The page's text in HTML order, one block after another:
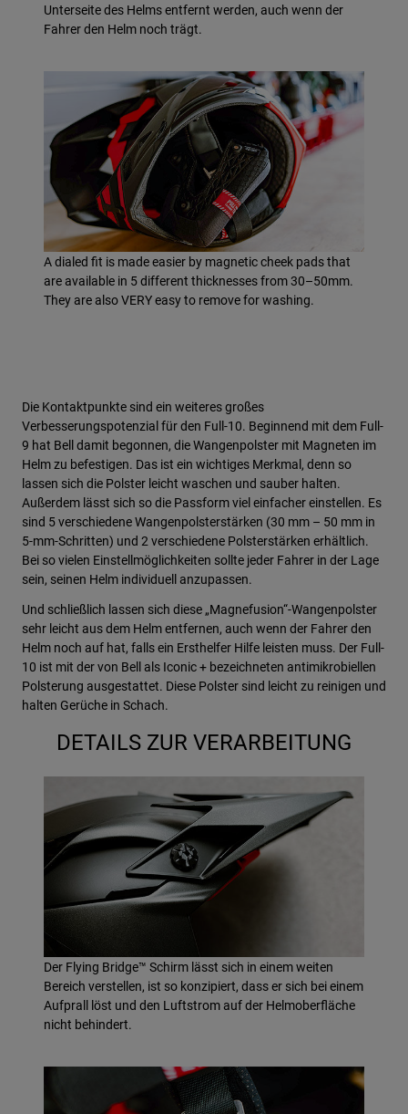
Unterseite des Helms entfernt werden, auch wenn der
Fahrer den Helm noch trägt.
A dialed fit is made easier by magnetic cheek pads that
are available in 5 different thicknesses from 30–50mm.
They are also VERY easy to remove for washing.
Die Kontaktpunkte sind ein weiteres großes
Verbesserungspotenzial für den Full-10. Beginnend mit dem Full-
9 hat Bell damit begonnen, die Wangenpolster mit Magneten im
Helm zu befestigen. Das ist ein wichtiges Merkmal, denn so
lassen sich die Polster leicht waschen und sauber halten.
Außerdem lässt sich so die Passform viel einfacher einstellen. Es
sind 5 verschiedene Wangenpolsterstärken (30 mm – 50 mm in
5-mm-Schritten) und 2 verschiedene Polsterstärken erhältlich.
Bei so vielen Einstellmöglichkeiten sollte jeder Fahrer in der Lage
sein, seinen Helm individuell anzupassen.
Und schließlich lassen sich diese „Magnefusion“-Wangenpolster
sehr leicht aus dem Helm entfernen, auch wenn der Fahrer den
Helm noch auf hat, falls ein Ersthelfer Hilfe leisten muss. Der Full-
10 ist mit der von Bell als Iconic + bezeichneten antimikrobiellen
Polsterung ausgestattet. Diese Polster sind leicht zu reinigen und
halten Gerüche in Schach.
DETAILS ZUR VERARBEITUNG
Der Flying Bridge™ Schirm lässt sich in einem weiten
Bereich verstellen, ist so konzipiert, dass er sich bei einem
Aufprall löst und den Luftstrom auf der Helmoberfläche
nicht behindert.